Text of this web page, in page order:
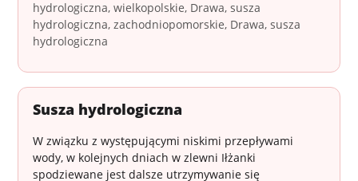
hydrologiczna, wielkopolskie, Drawa, susza
hydrologiczna, zachodniopomorskie, Drawa, susza
hydrologiczna
Susza hydrologiczna
W związku z występującymi niskimi przepływami
wody, w kolejnych dniach w zlewni Iłżanki
spodziewane jest dalsze utrzymywanie się